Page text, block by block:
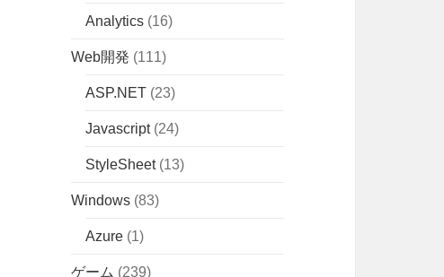
Analytics (16)
Web開発 (111)
ASP.NET (23)
Javascript(24)
StyleSheet(13)
Windows (83)
Azure (1)
ゲーム (239)